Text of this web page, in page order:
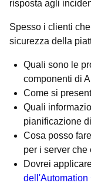
risposta agli
Spesso i clienti
sicurezza della
Quali sono le
componenti di
Come si
Quali
pianificazione
Cosa posso
per i server
Dovrei
dell'Automation